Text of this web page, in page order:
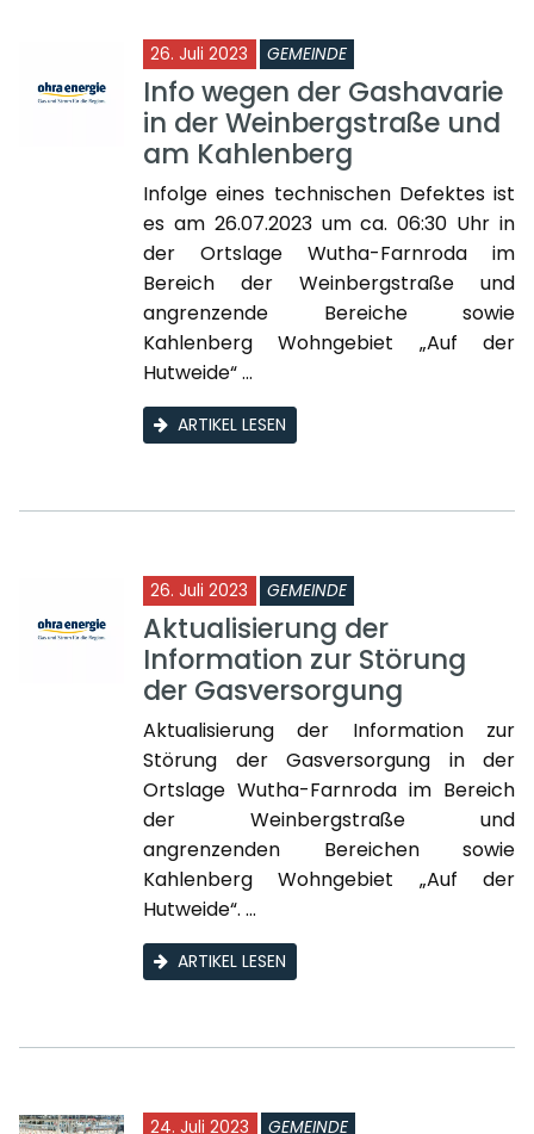
26. Juli 2023 GEMEINDE
Info wegen der Gashavarie
in der Weinbergstraße und
am Kahlenberg
Infolge eines technischen Defektes ist
es am 26.07.2023 um ca. 06:30 Uhr in
der Ortslage Wutha-Farnroda im
Bereich der Weinbergstraße und
angrenzende Bereiche sowie
Kahlenberg Wohngebiet „Auf der
Hutweide“ ...
ARTIKEL LESEN
26. Juli 2023 GEMEINDE
Aktualisierung der
Information zur Störung
der Gasversorgung
Aktualisierung der Information zur
Störung der Gasversorgung in der
Ortslage Wutha-Farnroda im Bereich
der Weinbergstraße und
angrenzenden Bereichen sowie
Kahlenberg Wohngebiet „Auf der
Hutweide“. ...
ARTIKEL LESEN
24. Juli 2023 GEMEINDE